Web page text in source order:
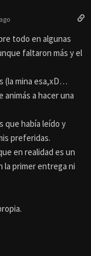
todo en algunas
faltaron más y el
(la mina esa,xD…
animás a hacer una
que había leído y
preferidas.
en realidad es un
la primer entrega ni